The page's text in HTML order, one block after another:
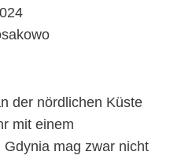
der nördlichen Küste
mit einem
mag zwar nicht